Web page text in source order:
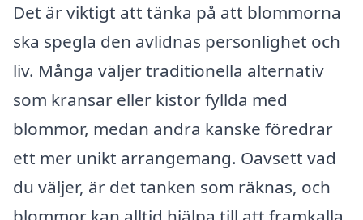
Det är viktigt att tänka på att blommorna
ska spegla den avlidnas personlighet och
liv. Många väljer traditionella alternativ
som kransar eller kistor fyllda med
blommor, medan andra kanske föredrar
ett mer unikt arrangemang. Oavsett vad
du väljer, är det tanken som räknas, och